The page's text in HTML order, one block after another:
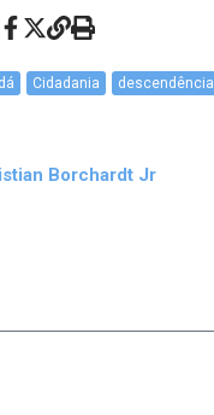
Cidadania descendência
Borchardt Jr